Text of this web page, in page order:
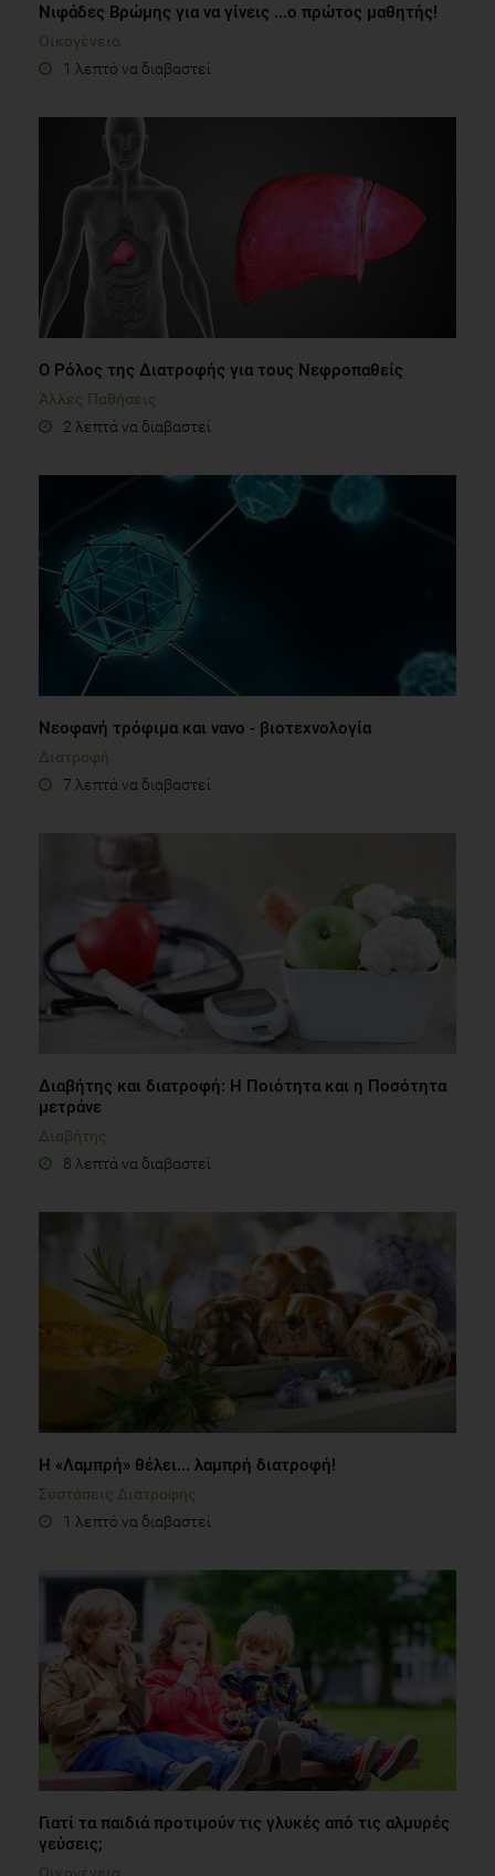
Νιφάδες Βρώμης για να γίνεις ...ο πρώτος μαθητής!
Οικογένεια
1 λεπτό να διαβαστεί
Ο Ρόλος της Διατροφής για τους Νεφροπαθείς
Άλλες Παθήσεις
2 λεπτά να διαβαστεί
Νεοφανή τρόφιμα και νανο - βιοτεχνολογία
Διατροφή
7 λεπτά να διαβαστεί
Διαβήτης και διατροφή: Η Ποιότητα και η Ποσότητα
μετράνε
Διαβήτης
8 λεπτά να διαβαστεί
Η «Λαμπρή» θέλει... λαμπρή διατροφή!
Συστάσεις Διατροφής
1 λεπτό να διαβαστεί
Γιατί τα παιδιά προτιμούν τις γλυκές από τις αλμυρές
γεύσεις;
Οικογένεια